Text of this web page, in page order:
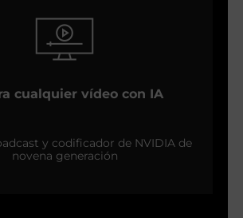
cualquier vídeo con IA
y codificador de NVIDIA de
novena generación